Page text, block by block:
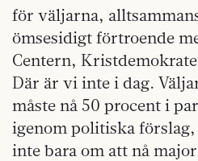
för väljarna,
ömsesidigt förtroende
Centern,
Där är vi inte i dag.
måste nå 50 procent i
igenom politiska
inte bara om att nå